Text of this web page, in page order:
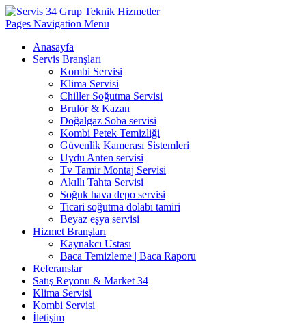
Pages Navigation Menu
Anasayfa
Servis Branşları
Kombi Servisi
Klima Servisi
Chiller Soğutma Servisi
Brulör & Kazan
Doğalgaz Soba servisi
Kombi Petek Temizliği
Güvenlik Kamerası Sistemleri
Uydu Anten servisi
Tv Tamir Montaj Servisi
Akıllı Tahta Servisi
Soğuk hava depo servisi
Ticari soğutma dolabı tamiri
Beyaz eşya servisi
Hizmet Branşları
Kaynakcı Ustası
Baca Temizleme | Baca Raporu
Referanslar
Satış Reyonu & Market 34
Klima Servisi
Kombi Servisi
İletişim